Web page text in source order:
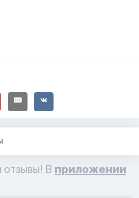
отзывы! В приложении